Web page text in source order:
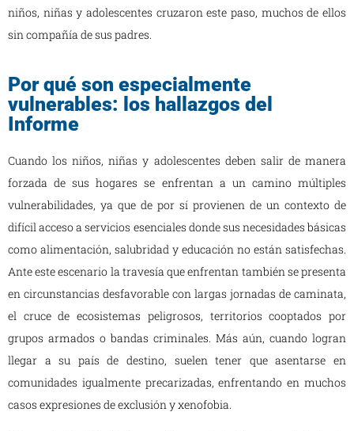
niños, niñas y adolescentes cruzaron este paso, muchos de ellos
sin compañía de sus padres.
Por qué son especialmente
vulnerables: los hallazgos del
Informe
Cuando los niños, niñas y adolescentes deben salir de manera
forzada de sus hogares se enfrentan a un camino múltiples
vulnerabilidades, ya que de por sí provienen de un contexto de
difícil acceso a servicios esenciales donde sus necesidades básicas
como alimentación, salubridad y educación no están satisfechas.
Ante este escenario la travesía que enfrentan también se presenta
en circunstancias desfavorable con largas jornadas de caminata,
el cruce de ecosistemas peligrosos, territorios cooptados por
grupos armados o bandas criminales. Más aún, cuando logran
llegar a su país de destino, suelen tener que asentarse en
comunidades igualmente precarizadas, enfrentando en muchos
casos expresiones de exclusión y xenofobia.